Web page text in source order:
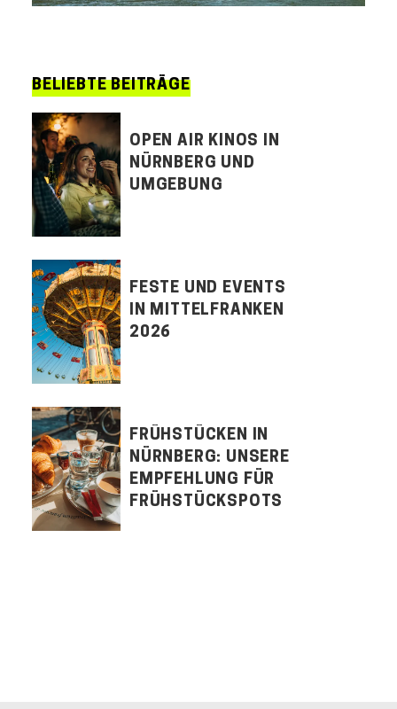
BELIEBTE BEITRÄGE
OPEN AIR KINOS IN
NÜRNBERG UND
UMGEBUNG
FESTE UND EVENTS
IN MITTELFRANKEN
2026
FRÜHSTÜCKEN IN
NÜRNBERG: UNSERE
EMPFEHLUNG FÜR
FRÜHSTÜCKSPOTS